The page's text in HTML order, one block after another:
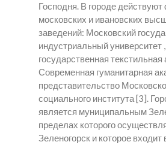
Господня. В городе
московских и ивановских
заведений: Московский
индустриальный университет
государственная
Современная гуманитарная
представительство
социального института [3].
является муниципальным
пределах которого
Зеленогорск и которое входит